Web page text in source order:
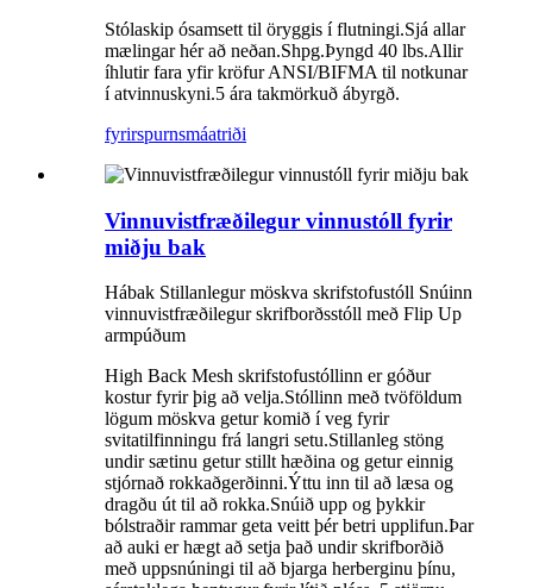
Stólaskip ósamsett til öryggis í flutningi.Sjá allar
mælingar hér að neðan.Shpg.Þyngd 40 lbs.Allir
íhlutir fara yfir kröfur ANSI/BIFMA til notkunar
í atvinnuskyni.5 ára takmörkuð ábyrgð.
fyrirspurnsmáatriði
Vinnuvistfræðilegur vinnustóll fyrir
miðju bak
Hábak Stillanlegur möskva skrifstofustóll Snúinn
vinnuvistfræðilegur skrifborðsstóll með Flip Up
armpúðum
High Back Mesh skrifstofustóllinn er góður
kostur fyrir þig að velja.Stóllinn með tvöföldum
lögum möskva getur komið í veg fyrir
svitatilfinningu frá langri setu.Stillanleg stöng
undir sætinu getur stillt hæðina og getur einnig
stjórnað rokkaðgerðinni.Ýttu inn til að læsa og
dragðu út til að rokka.Snúið upp og þykkir
bólstraðir rammar geta veitt þér betri upplifun.Þar
að auki er hægt að setja það undir skrifborðið
með uppsnúningi til að bjarga herberginu þínu,